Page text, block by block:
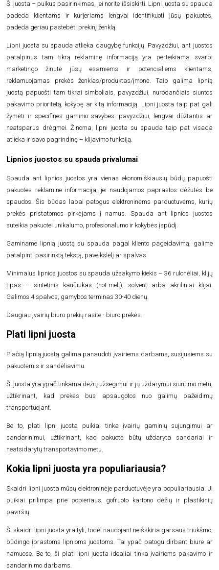
Ši juosta – puikus pasirinkimas, jei norite išsiskirti. Lipni juosta su spauda
padeda klientams ir kurjeriams lengvai identifikuoti jūsų pakuotes,
padeda geriau pastebėti prekinį ženklą.
Lipni juosta su spauda atlieka daugybę funkcijų. Pavyzdžiui, ant juostos
patalpinus tam tikrą reklaminę informaciją yra perteikiama svarbi
marketingo žinutė jūsų esamiems ir potencialiems klientams,
reklamuojamas prekės ženklas/produktas/įmonė. Taip galima lipnią
juostą papuošti tam tikrai simboliais, pavyzdžiui, nurodančiais siuntos
pakavimo prioritetą, kokybę ar kitą informaciją. Lipni juosta taip pat gali
žymėti ir specifines gaminio savybes: pavyzdžiui, lengvai dūžtantis ar
neatsparus drėgmei. Žinoma, lipni juosta su spauda taip pat visada
atlieka ir savo pagrindinę – klijavimo funkciją.
Lipnios juostos su spauda privalumai
Spauda ant lipnios juostos yra vienas ekonomiškiausių būdų papuošti
pakuotes reklamine informacija, jei naudojamos paprastos dėžutės be
spaudos. Šis būdas labai patogus elektroninėms parduotuvėms, kurių
prekės pristatomos pirkėjams į namus. Spauda ant lipnios juostos
suteikia pakuotei unikalumo, profesionalumo ir kokybės įspūdį.
Gaminame lipnią juostą su spauda pagal kliento pageidavimą, galime
patalpinti pasirinktą tekstą, paveikslėlį ar spalvas.
Minimalus lipnios juostos su spauda užsakymo kiekis – 36 rulonėliai, klijų
tipas – sintetinis kaučiukas (hot-melt), solvent arba akriliniai klijai.
Galimos 4 spalvos, gamybos terminas 30-40 dienų.
Daugiau įvairių biuro prekių rasite - biuro prekės
Plati lipni juosta
Plačią lipnią juostą galima panaudoti įvairiems darbams, susijusiems su
pakuotėmis ir sandėliavimu.
Ši juosta yra ypač tinkama dėžių užsegimui ir jų uždarymui siuntimo metu,
užtikrinant, kad prekės bus apsaugotos nuo galimų pažeidimų
transportuojant.
Be to, plati lipni juosta puikiai tinka įvairių gaminių sujungimui ar
sandarinimui, užtikrinant, kad pakuotė būtų uždaryta sandariai ir
neatsidarytų transportavimo metu.
Kokia lipni juosta yra populiariausia?
Skaidri lipni juosta mūsų elektroninėje parduotuvėje yra populiariausia. Ji
puikiai prilimpa prie popieriaus, gofruoto kartono dėžių ir plastikinių
paviršių.
Ši skaidri lipni juosta yra tyli, todėl naudojant neišskiria garsaus triukšmo,
būdingo įprastoms lipnioms juostoms. Tai ypač patogu dirbant biure ar
namuose. Be to, ši plati lipni juosta idealiai tinka įvairiems pakavimo ir
sandarinimo darbams.